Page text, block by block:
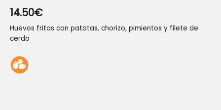
14.50€
Huevos fritos con patatas, chorizo, pimientos y filete de
cerdo